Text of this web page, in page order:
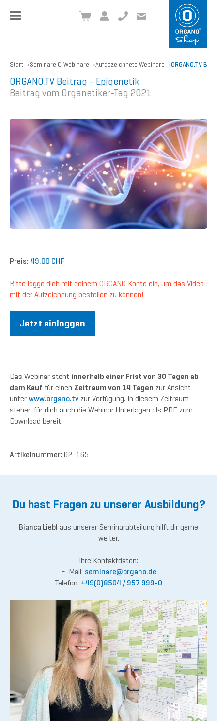
+49 8504 957999-0
ano.ch
Start Seminare & Webinare Aufgezeichnete Webinare ORGANO.TV
ORGANO.TV Beitrag - Epigenetik
Beitrag vom Organetiker-Tag 2021
Preis: 49.00 CHF
Bitte logge dich mit deinem ORGANO Konto ein, um das Video
mit der Aufzeichnung bestellen zu können!
Jetzt einloggen
Das Webinar steht innerhalb einer Frist von 30 Tagen ab
dem Kauf für einen Zeitraum von 14 Tagen zur Ansicht
unter www.organo.tv zur Verfügung. In diesem Zeitraum
stehen für dich auch die Webinar Unterlagen als PDF zum
Download bereit.
Artikelnummer: 02-165
Du hast Fragen zu unserer Ausbildung?
Bianca Liebl aus unserer Seminarabteilung hilft dir gerne
weiter.
Ihre Kontaktdaten:
E-Mail: seminare@organo.de
Telefon: +49(0)8504 / 957 999-0